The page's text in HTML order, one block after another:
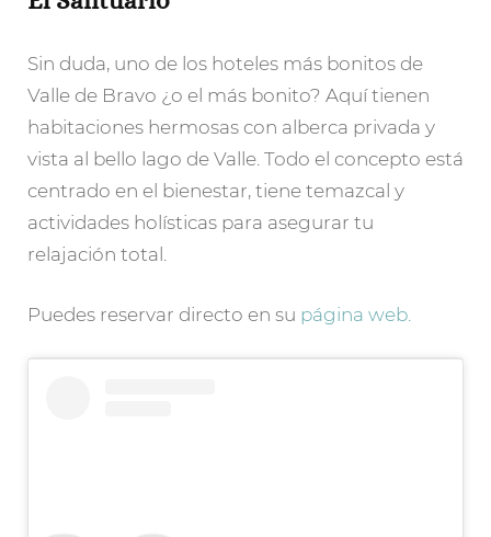
Sin duda, uno de los hoteles más bonitos de
Valle de Bravo ¿o el más bonito? Aquí tienen
habitaciones hermosas con alberca privada y
vista al bello lago de Valle. Todo el concepto está
centrado en el bienestar, tiene temazcal y
actividades holísticas para asegurar tu
relajación total.
Puedes reservar directo en su página web.